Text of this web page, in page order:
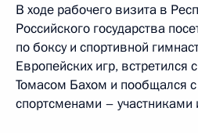
В ходе рабочего визита в
Российского государства
по боксу и спортивной
Европейских игр,
Томасом Бахом и пообщался
спортсменами – участниками